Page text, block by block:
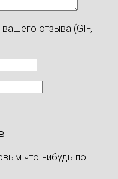
отзыва (GIF,
что-нибудь по